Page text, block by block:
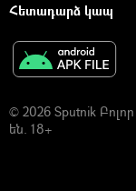
Հետադարձ կապ
© 2026 Sputnik
են. 18+